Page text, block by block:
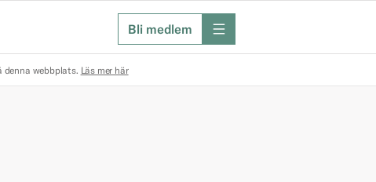
Bli medlem meny
denna webbplats. Läs mer här